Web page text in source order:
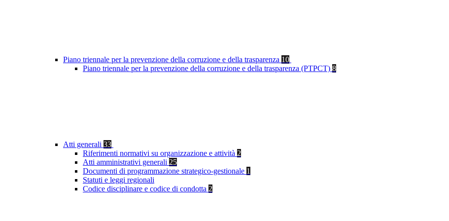
Piano triennale per la prevenzione della corruzione e della trasparenza 10
Piano triennale per la prevenzione della corruzione e della trasparenza (PTPCT) 8
Atti generali 33
Riferimenti normativi su organizzazione e attività 2
Atti amministrativi generali 25
Documenti di programmazione strategico-gestionale 1
Statuti e leggi regionali
Codice disciplinare e codice di condotta 2